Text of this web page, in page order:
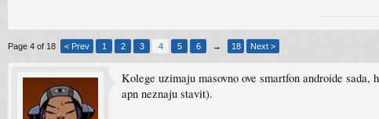
Page 4 of 18 < Prev 1 2 3 4 5 6 → 18 Next >
Kolege uzimaju masovno ove smartfon androide
apn neznaju stavit).